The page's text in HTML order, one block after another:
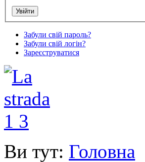
Забули свій пароль?
Забули свій логін?
Зареєструватися
Ви тут: Головна